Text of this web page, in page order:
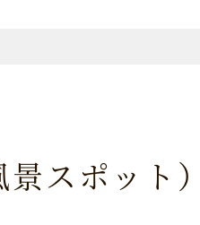
スポット）